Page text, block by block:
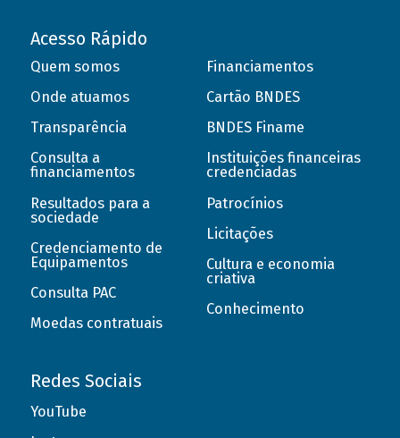
Acesso Rápido
Quem somos
Onde atuamos
Transparência
Consulta a
financiamentos
Resultados para a
sociedade
Credenciamento de
Equipamentos
Consulta PAC
Moedas contratuais
Financiamentos
Cartão BNDES
BNDES Finame
Instituições financeiras
credenciadas
Patrocínios
Licitações
Cultura e economia
criativa
Conhecimento
Redes Sociais
YouTube